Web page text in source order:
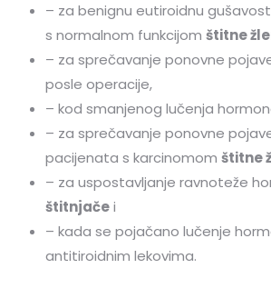
– za benignu eutiroidnu
s normalnom funkcijom štitne
– za sprečavanje ponovne
posle operacije,
– kod smanjenog lučenja
– za sprečavanje ponovne
pacijenata s karcinomom štitne
– za uspostavljanje ravnoteže
štitnjačei
– kada se pojačano lučenje
antitiroidnim lekovima.